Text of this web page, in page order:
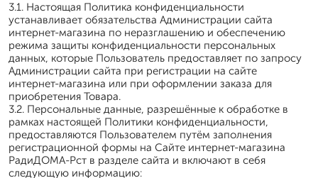
3.1. Настоящая Политика конфиденциальности
устанавливает обязательства Администрации сайта
интернет-магазина по неразглашению и обеспечению
режима защиты конфиденциальности персональных
данных, которые Пользователь предоставляет по запросу
Администрации сайта при регистрации на сайте
интернет-магазина или при оформлении заказа для
приобретения Товара.
3.2. Персональные данные, разрешённые к обработке в
рамках настоящей Политики конфиденциальности,
предоставляются Пользователем путём заполнения
регистрационной формы на Сайте интернет-магазина
РадиДОМА-Рст в разделе сайта и включают в себя
следующую информацию: